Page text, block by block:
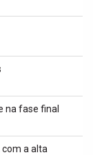
na fase final
a alta